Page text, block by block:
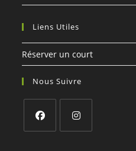
Liens Utiles
Réserver un court
Nous Suivre